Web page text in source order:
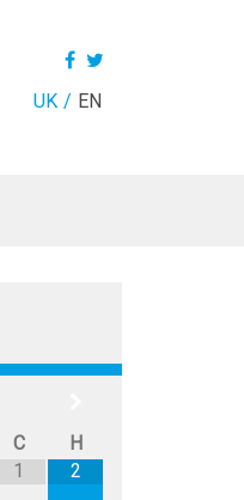
UK EN
С
Н
1
2